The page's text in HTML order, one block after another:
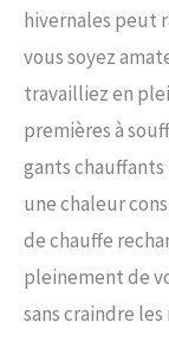
hivernales peut
vous soyez
travailliez en
premières à
gants chauffants
une chaleur
de chauffe
pleinement de
sans craindre